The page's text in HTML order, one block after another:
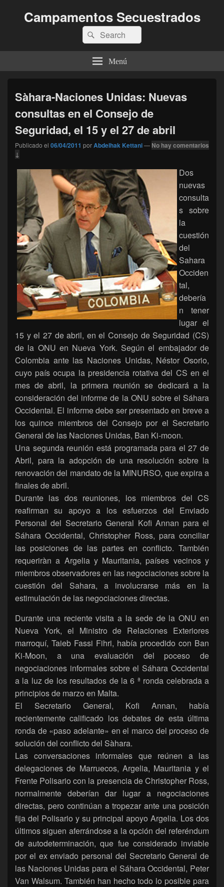
Campamentos Secuestrados
Buscar
por:
Buscar
Menú
Sàhara-Naciones Unidas: Nuevas
consultas en el Consejo de
Seguridad, el 15 y el 27 de abril
Publicado el 06/04/2011 porAbdelhak Kettani— No hay comentarios
↓
Dos
nuevas
consulta
s sobre
la
cuestión
del
Sahara
Occiden
tal,
debería
n tener
lugar el
15 y el 27 de abril, en el Consejo de Seguridad (CS)
de la ONU en Nueva York. Según el embajador de
Colombia ante las Naciones Unidas, Néstor Osorio,
cuyo país ocupa la presidencia rotativa del CS en el
mes de abril, la primera reunión se dedicará a la
consideración del informe de la ONU sobre el Sáhara
Occidental. El informe debe ser presentado en breve a
los quince miembros del Consejo por el Secretario
General de las Naciones Unidas, Ban Ki-moon.
Una segunda reunión está programada para el 27 de
Abril, para la adopción de una resolución sobre la
renovación del mandato de la MINURSO, que expira a
finales de abril.
Durante las dos reuniones, los miembros del CS
reafirman su apoyo a los esfuerzos del Enviado
Personal del Secretario General Kofi Annan para el
Sáhara Occidental, Christopher Ross, para conciliar
las posiciones de las partes en conflicto. También
requeriràn a Argelia y Mauritania, países vecinos y
miembros observadores en las negociaciones sobre la
cuestión del Sahara, a involucrarse más en la
estimulación de las negociaciones directas.
Durante una reciente visita a la sede de la ONU en
Nueva York, el Ministro de Relaciones Exteriores
marroquí, Taieb Fassi Fihri, había procedido con Ban
Ki-Moon, a una evaluación del poceso de
negociaciones informales sobre el Sáhara Occidental
a la luz de los resultados de la 6 ª ronda celebrada a
principios de marzo en Malta.
El Secretario General, Kofi Annan, había
recientemente calificado los debates de esta última
ronda de «paso adelante» en el marco del proceso de
solución del conflicto del Sàhara.
Las conversaciones informales que reúnen a las
delegaciones de Marruecos, Argelia, Mauritania y el
Frente Polisario con la presencia de Christopher Ross,
normalmente deberían dar lugar a negociaciones
directas, pero continúan a tropezar ante una posición
fija del Polisario y su principal apoyo Argelia. Los dos
últimos siguen aferrándose a la opción del referéndum
de autodeterminación, que fue considerado inviable
por el ex enviado personal del Secretario General de
las Naciones Unidas para el Sáhara Occidental, Peter
Van Walsum. También han hecho todo lo posible para